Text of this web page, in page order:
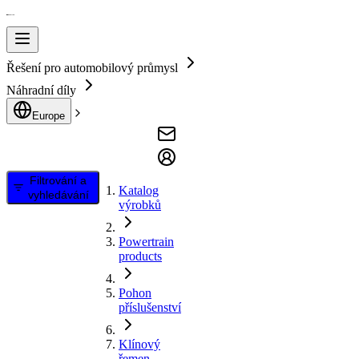
Řešení pro automobilový průmysl
Náhradní díly
Europe
Filtrování a
vyhledávání
Katalog
výrobků
Powertrain
products
Pohon
příslušenství
Klínový